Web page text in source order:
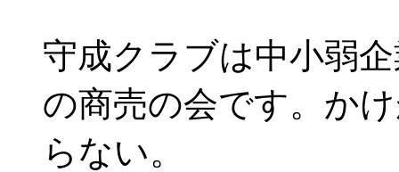
守成クラブは中小弱
の商売の会です。か
らない。